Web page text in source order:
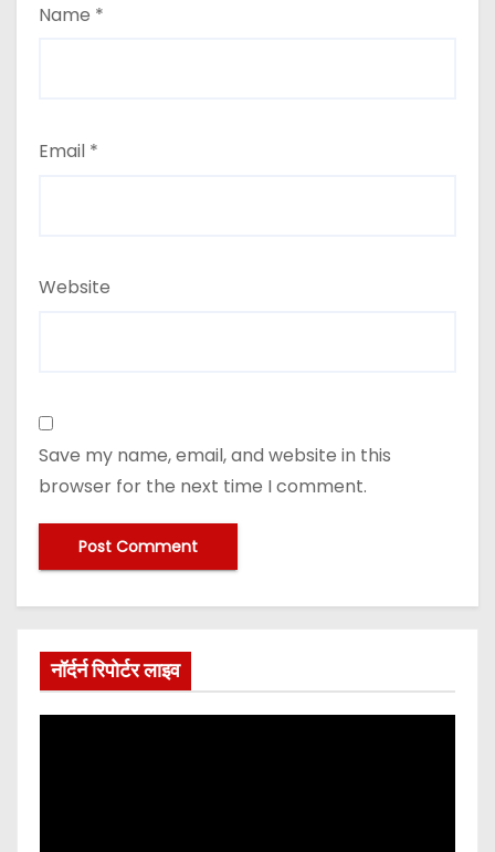
Name *
Email *
Website
Save my name, email, and website in this
browser for the next time I comment.
नॉर्दर्न रिपोर्टर लाइव